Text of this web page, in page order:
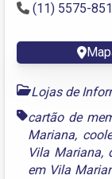
(11) 5575-
Lojas de
cartão de
Mariana,
Vila Mariana,
em Vila